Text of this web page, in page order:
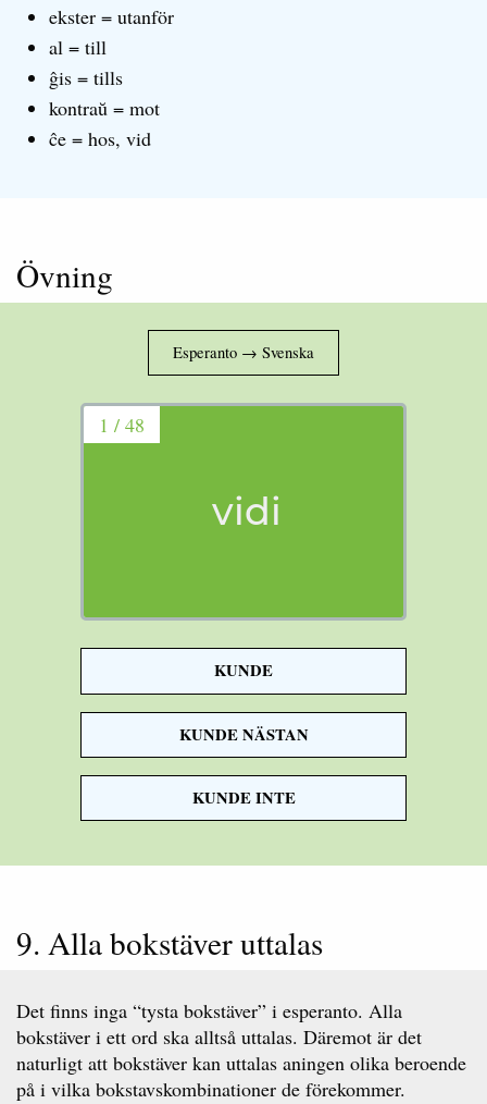
ekster = utanför
al = till
ĝis = tills
kontraŭ = mot
ĉe = hos, vid
Övning
vidi
att se
1 / 48
KUNDE
KUNDE NÄSTAN
KUNDE INTE
9. Alla bokstäver uttalas
Det finns inga “tysta bokstäver” i esperanto. Alla
bokstäver i ett ord ska alltså uttalas. Däremot är det
naturligt att bokstäver kan uttalas aningen olika beroende
på i vilka bokstavskombinationer de förekommer.